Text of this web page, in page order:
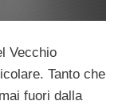
Vecchio
Tanto che
fuori dalla